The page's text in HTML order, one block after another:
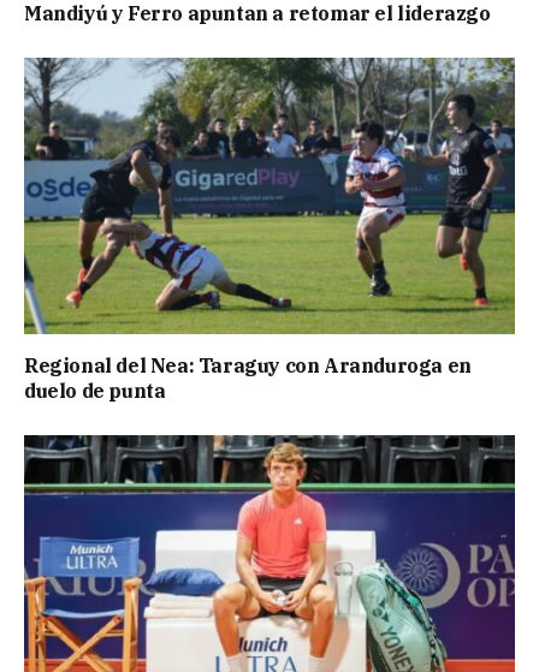
Mandiyú y Ferro apuntan a retomar el liderazgo
Regional del Nea: Taraguy con Aranduroga en
duelo de punta